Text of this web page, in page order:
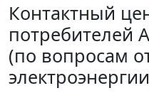
Контактный
потребителей
(по вопросам